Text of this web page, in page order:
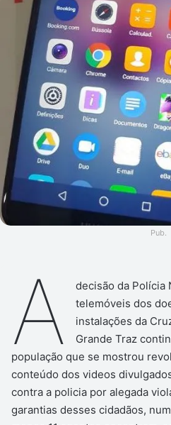
Pub.
A
decisão da Polícia
telemóveis dos
instalações da
Grande Traz
população que se mostrou
conteúdo dos videos
contra a policia por alegada
garantias desses cidadãos,